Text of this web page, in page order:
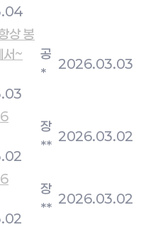
상 봉
서~
공
*
2026.03.03
장
**
2026.03.02
장
**
2026.03.02